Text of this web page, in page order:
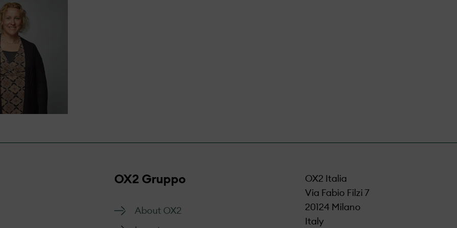
con i nostri interlocutori e faremo il possibile per dare riscontro in
per la segnalazione
OX2 Gruppo
About OX2
OX2 Italia
Via Fabio Filzi 7
20124 Milano
Italy